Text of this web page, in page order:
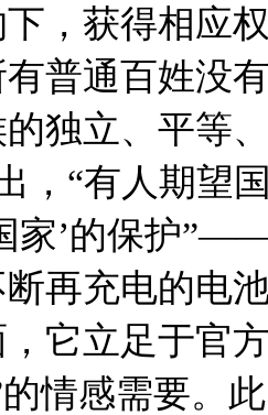
，获得相应
有普通百姓没
独立、平等
，“有人期望
家’的保护
再充电的电
它立足于官
情感需要。